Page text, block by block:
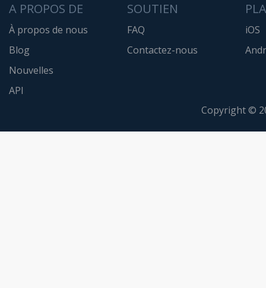
A PROPOS DE
À propos de nous
Blog
Nouvelles
API
SOUTIEN
FAQ
Contactez-nous
iOS
Copyright ©